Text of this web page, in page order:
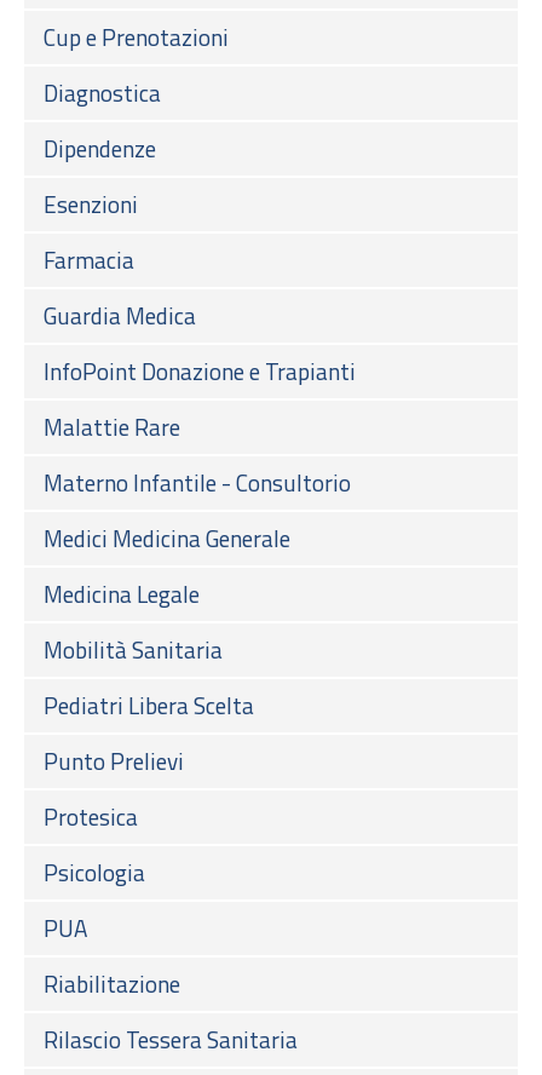
Cup e Prenotazioni
Diagnostica
Dipendenze
Esenzioni
Farmacia
Guardia Medica
InfoPoint Donazione e Trapianti
Malattie Rare
Materno Infantile - Consultorio
Medici Medicina Generale
Medicina Legale
Mobilità Sanitaria
Pediatri Libera Scelta
Punto Prelievi
Protesica
Psicologia
PUA
Riabilitazione
Rilascio Tessera Sanitaria